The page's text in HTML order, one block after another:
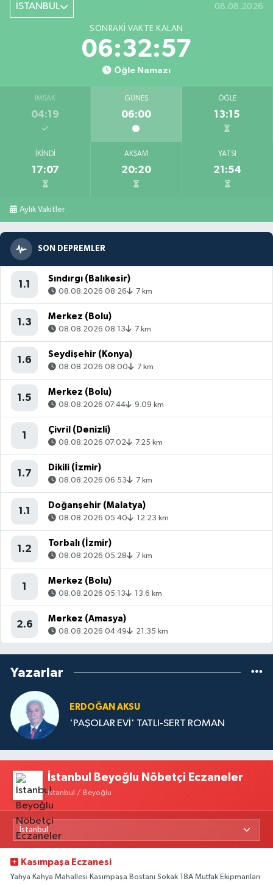
İSTANBUL 08.08.2026
SONRAKI VAKTE KALAN
06:32:55
Öğle Namazı
İMSAK
04:19
GÜNEŞ
06:00
ÖĞLE
13:15
İKINDI
17:07
AKŞAM
20:20
YATSI
21:54
Aylık Vakitler
SON DEPREMLER
1.1
Sındırgı (Balıkesir)
08.08.2026 08:26 7 km
1.3
Merkez (Bolu)
08.08.2026 08:13 7 km
1.6
Seydişehir (Konya)
08.08.2026 08:00 7 km
1.5
Merkez (Bolu)
08.08.2026 07:44 9.09 km
1
Çivril (Denizli)
08.08.2026 07:02 7.25 km
1.7
Dikili (İzmir)
08.08.2026 06:53 7 km
1.1
Doğanşehir (Malatya)
08.08.2026 05:40 12.23 km
1.2
Torbalı (İzmir)
08.08.2026 05:28 7 km
1
Merkez (Bolu)
08.08.2026 05:13 13.6 km
2.6
Merkez (Amasya)
08.08.2026 04:49 21.35 km
Yazarlar
ERDOĞAN AKSU
'PAŞOLAR EVİ' TATLI-SERT ROMAN
İstanbul Beyoğlu Nöbetçi Eczaneler
İstanbul / Beyoğlu
Kasımpaşa Eczanesi
Yahya Kahya Mahallesi Kasımpaşa Bostanı Sokak 18A Mutfak Ekipmanları